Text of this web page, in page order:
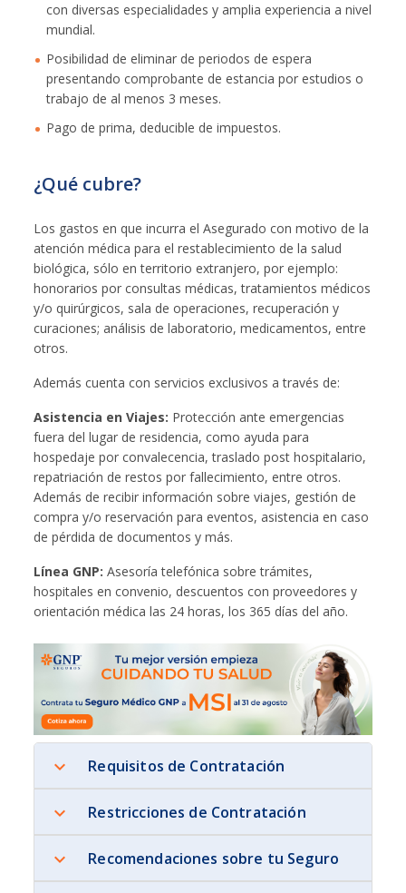
con diversas especialidades y amplia experiencia a nivel
mundial.
Posibilidad de eliminar de periodos de espera
presentando comprobante de estancia por estudios o
trabajo de al menos 3 meses.
Pago de prima, deducible de impuestos.
¿Qué cubre?
Los gastos en que incurra el Asegurado con motivo de la
atención médica para el restablecimiento de la salud
biológica, sólo en territorio extranjero, por ejemplo:
honorarios por consultas médicas, tratamientos médicos
y/o quirúrgicos, sala de operaciones, recuperación y
curaciones; análisis de laboratorio, medicamentos, entre
otros.
Además cuenta con servicios exclusivos a través de:
Asistencia en Viajes: Protección ante emergencias
fuera del lugar de residencia, como ayuda para
hospedaje por convalecencia, traslado post hospitalario,
repatriación de restos por fallecimiento, entre otros.
Además de recibir información sobre viajes, gestión de
compra y/o reservación para eventos, asistencia en caso
de pérdida de documentos y más.
Línea GNP: Asesoría telefónica sobre trámites,
hospitales en convenio, descuentos con proveedores y
orientación médica las 24 horas, los 365 días del año.
Requisitos de Contratación
Restricciones de Contratación
Recomendaciones sobre tu Seguro